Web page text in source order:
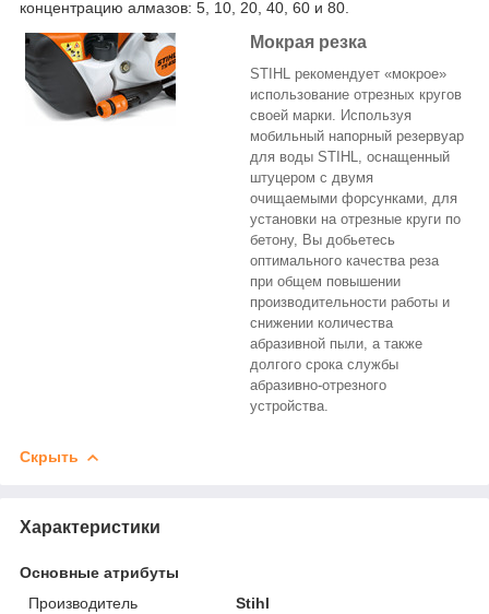
концентрацию алмазов: 5, 10, 20, 40, 60 и 80.
Мокрая резка
STIHL рекомендует «мокрое»
использование отрезных кругов
своей марки. Используя
мобильный напорный резервуар
для воды STIHL, оснащенный
штуцером с двумя
очищаемыми форсунками, для
установки на отрезные круги по
бетону, Вы добьетесь
оптимального качества реза
при общем повышении
производительности работы и
снижении количества
абразивной пыли, а также
долгого срока службы
абразивно-отрезного
устройства.
Скрыть
Характеристики
Основные атрибуты
Производитель
Stihl